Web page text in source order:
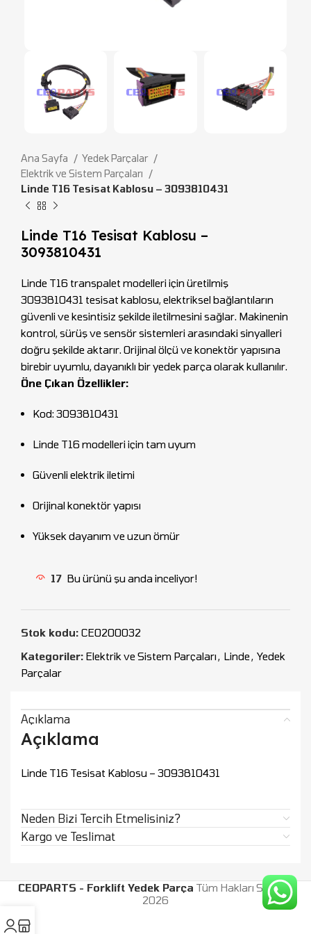
Ana Sayfa
Yedek Parçalar
Elektrik ve Sistem Parçaları
Linde T16 Tesisat Kablosu – 3093810431
Linde T16 Tesisat Kablosu –
3093810431
Linde T16 transpalet modelleri için üretilmiş
3093810431 tesisat kablosu, elektriksel bağlantıların
güvenli ve kesintisiz şekilde iletilmesini sağlar. Makinenin
kontrol, sürüş ve sensör sistemleri arasındaki sinyalleri
doğru şekilde aktarır. Orijinal ölçü ve konektör yapısına
birebir uyumlu, dayanıklı bir yedek parça olarak kullanılır.
Öne Çıkan Özellikler:
Kod: 3093810431
Linde T16 modelleri için tam uyum
Güvenli elektrik iletimi
Orijinal konektör yapısı
Yüksek dayanım ve uzun ömür
17 Bu ürünü şu anda inceliyor!
Stok kodu: CEO200032
Kategoriler: Elektrik ve Sistem Parçaları, Linde, Yedek
Parçalar
Açıklama
Açıklama
Linde T16 Tesisat Kablosu – 3093810431
Neden Bizi Tercih Etmelisiniz?
Kargo ve Teslimat
CEOPARTS - Forklift Yedek Parça Tüm Hakları Saklıdır.
2026